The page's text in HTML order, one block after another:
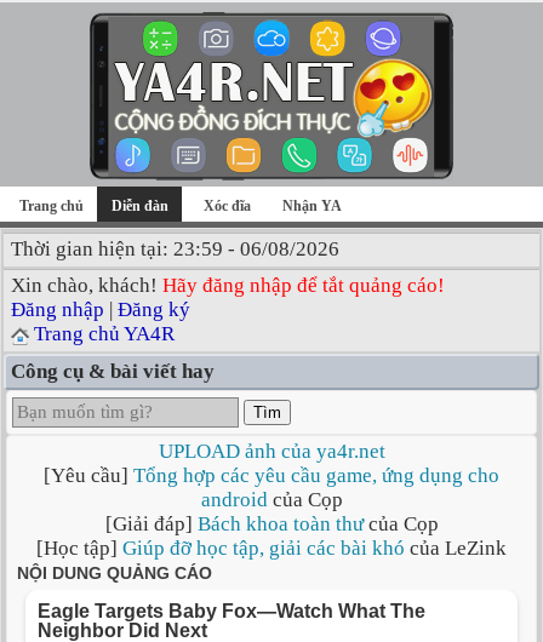
Trang chủ Diễn đàn Xóc đĩa Nhận YA
Thời gian hiện tại: 23:59 - 06/08/2026
Xin chào, khách! Hãy đăng nhập để tắt quảng cáo!
Đăng nhập | Đăng ký
Trang chủ YA4R
Công cụ & bài viết hay
Tìm
UPLOAD ảnh của ya4r.net
[Yêu cầu] Tổng hợp các yêu cầu game, ứng dụng cho
androidcủa Cọp
[Giải đáp] Bách khoa toàn thưcủa Cọp
[Học tập] Giúp đỡ học tập, giải các bài khó của LeZink